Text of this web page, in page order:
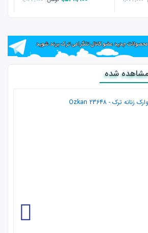
بدون فیلتر لطفا واردکانال تلگرام ترک
لباس راحتی ترکیهکه مربوط به سایت ترک
سوال می توانید در واتس آپ
تماس بگیرید.
شده